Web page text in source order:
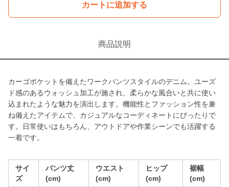
カートに追加する
商品説明
カーゴポケットを備えたワークパンツスタイルのデニム。ユーズ
ド感のあるウォッシュ加工が施され、柔らかな風合いと共に使い
込まれたような魅力を演出します。機能性とファッション性を兼
ね備えたアイテムで、カジュアルなコーディネートにぴったりで
す。日常使いはもちろん、アウトドアや作業シーンでも活躍する
一着です。
サイ
ズ
パンツ丈
(cm)
ウエスト
(cm)
ヒップ
(cm)
裾幅
(cm)